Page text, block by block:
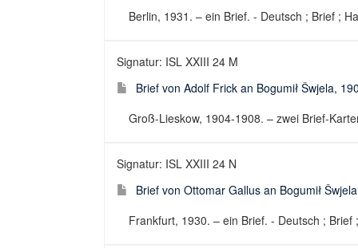
Berlin, 1931. – ein Brief. - Deutsch ; Brief ;
Signatur: ISL XXIII 24 M
Brief von Adolf Frick an Bogumił Šwjela,
Groß-Lieskow, 1904-1908. – zwei Brief-
Signatur: ISL XXIII 24 N
Brief von Ottomar Gallus an Bogumił
Frankfurt, 1930. – ein Brief. - Deutsch ; Brief